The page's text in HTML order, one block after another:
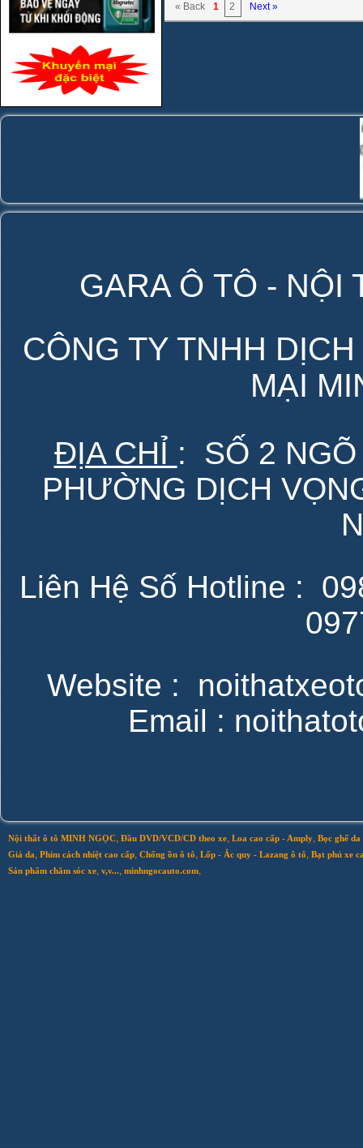
« Back 1 2 Next »
GARA Ô TÔ - NỘI
CÔNG TY TNHH
MẠI
ĐỊA CHỈ : SỐ 2 NGÕ
PHƯỜNG DỊCH
Liên Hệ Số Hotline :
Website :
Email :
Nội thất ô tô MINH NGỌC, Đầu DVD/VCD/CD theo xe, Loa cao cấp - Amply, Bọc ghế
Giả da, Phim cách nhiệt cao cấp, Chống ồn ô tô, Lốp - Ắc quy - Lazang ô tô, Bạt phủ xe
Sản phẩm chăm sóc xe, v,v..., minhngocauto.com,